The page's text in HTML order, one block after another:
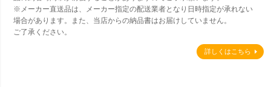
※メーカー直送品は、メーカー指定の配送業者となり日時指定が承れない
場合があります。また、当店からの納品書はお届けしていません。
ご了承ください。
詳しくはこちら